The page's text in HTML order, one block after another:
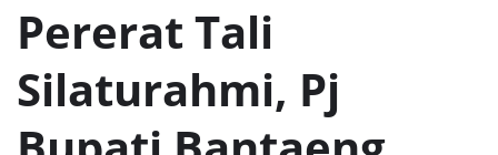
Pererat Tali
Silaturahmi, Pj